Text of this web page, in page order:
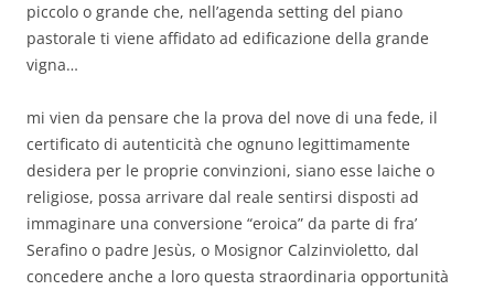
piccolo o grande che, nell’agenda setting del piano
pastorale ti viene affidato ad edificazione della grande
vigna…
mi vien da pensare che la prova del nove di una fede, il
certificato di autenticità che ognuno legittimamente
desidera per le proprie convinzioni, siano esse laiche o
religiose, possa arrivare dal reale sentirsi disposti ad
immaginare una conversione “eroica” da parte di fra’
Serafino o padre Jesùs, o Mosignor Calzinvioletto, dal
concedere anche a loro questa straordinaria opportunità